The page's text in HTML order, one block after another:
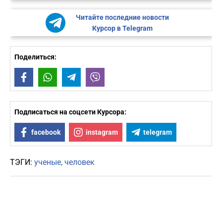
Читайте последние новости
Курсор в Telegram
Поделиться:
FacebookWhatsAppTelegram
Подписаться на соцсети Курсора:
facebook instagram telegram
ТЭГИ: ученые человек